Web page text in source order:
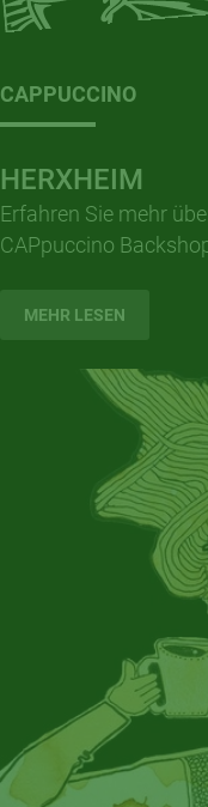
CAPPUCCINO
HERXHEIM
Erfahren Sie mehr
CAPpuccino
MEHR LESEN